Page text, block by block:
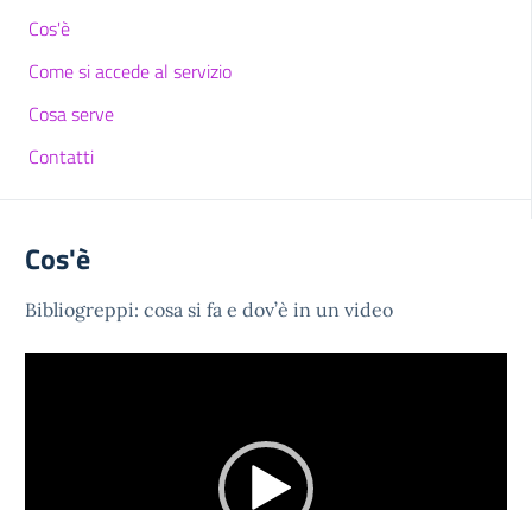
Cos'è
Come si accede al servizio
Cosa serve
Contatti
Cos'è
Bibliogreppi: cosa si fa e dov’è in un video